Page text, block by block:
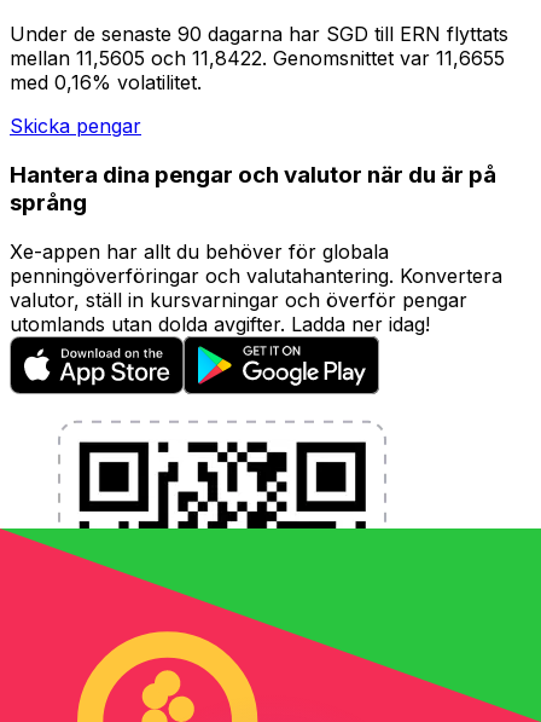
Under de senaste 90 dagarna har SGD till ERN flyttats
mellan 11,5605 och 11,8422. Genomsnittet var 11,6655
med 0,16% volatilitet.
Skicka pengar
Hantera dina pengar och valutor när du är på
språng
Xe-appen har allt du behöver för globala
penningöverföringar och valutahantering. Konvertera
valutor, ställ in kursvarningar och överför pengar
utomlands utan dolda avgifter. Ladda ner idag!